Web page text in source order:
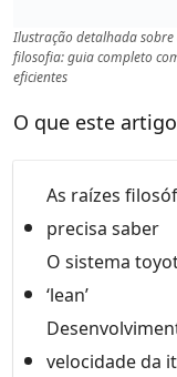
Ilustração detalhada
filosofia​: guia completo
eficientes
O que este
As raízes
precisa saber
O sistema
‘lean’
velocidade da